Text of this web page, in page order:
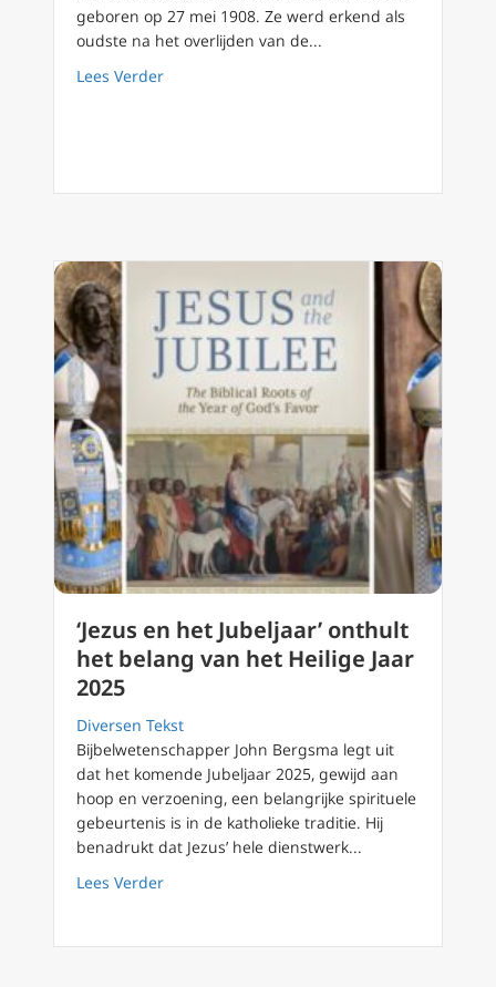
geboren op 27 mei 1908. Ze werd erkend als
oudste na het overlijden van de...
Lees Verderabout 116-jarige Braziliaanse zuster is ’s
‘Jezus en het Jubeljaar’ onthult
het belang van het Heilige Jaar
2025
Diversen Tekst
Bijbelwetenschapper John Bergsma legt uit
dat het komende Jubeljaar 2025, gewijd aan
hoop en verzoening, een belangrijke spirituele
gebeurtenis is in de katholieke traditie. Hij
benadrukt dat Jezus’ hele dienstwerk...
Lees Verderabout ‘Jezus en het Jubeljaar’ onthult het